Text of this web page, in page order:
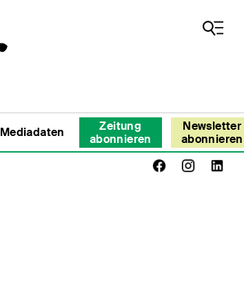
Mediadaten
Zeitung
abonnieren
Newsletter
abonnieren